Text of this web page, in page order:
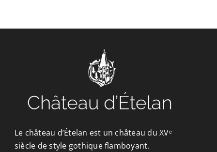
Le château d’Ételan est un château du XVᵉ
siècle de style gothique flamboyant.